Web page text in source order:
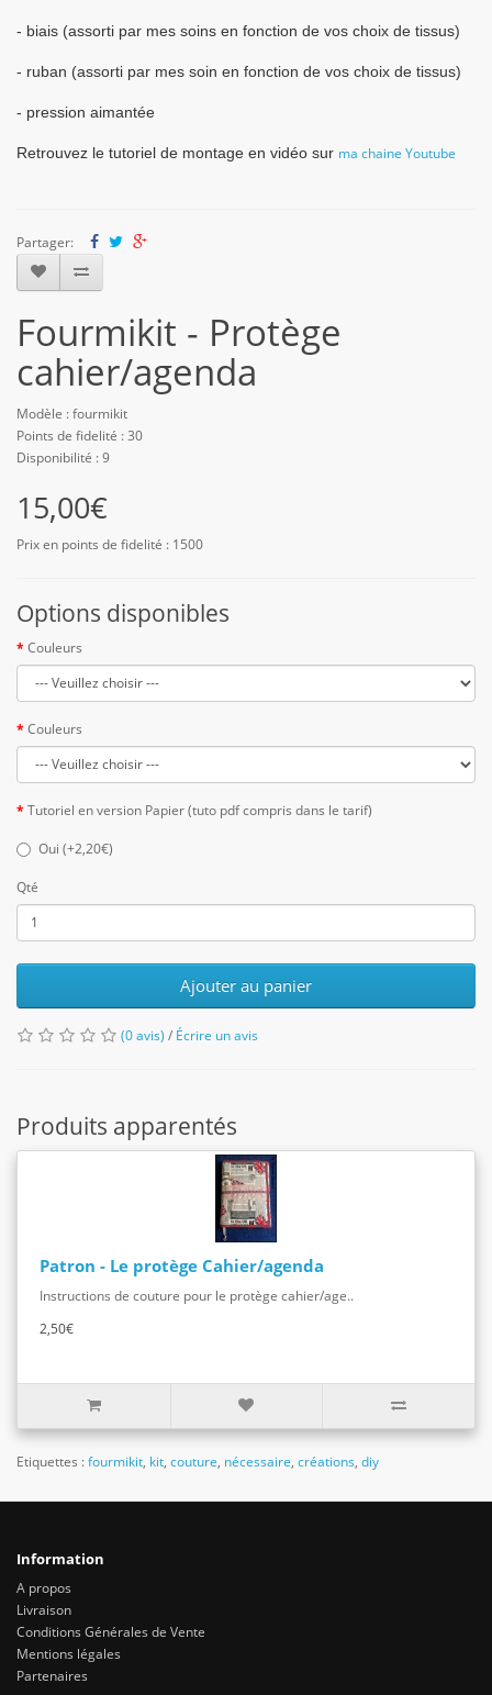
- biais (assorti par mes soins en fonction de vos choix de tissus)
- ruban (assorti par mes soin en fonction de vos choix de tissus)
- pression aimantée
Retrouvez le tutoriel de montage en vidéo sur ma chaine Youtube
Partager:
Fourmikit - Protège
cahier/agenda
Modèle : fourmikit
Points de fidelité : 30
Disponibilité : 9
15,00€
Prix en points de fidelité : 1500
Options disponibles
Couleurs
Couleurs
Tutoriel en version Papier (tuto pdf compris dans le tarif)
Oui (+2,20€)
Qté
Ajouter au panier
(0 avis) / Écrire un avis
Produits apparentés
Patron - Le protège Cahier/agenda
Instructions de couture pour le protège cahier/age..
2,50€
Etiquettes :fourmikit, kit, couture, nécessaire, créations, diy
Information
A propos
Livraison
Conditions Générales de Vente
Mentions légales
Partenaires